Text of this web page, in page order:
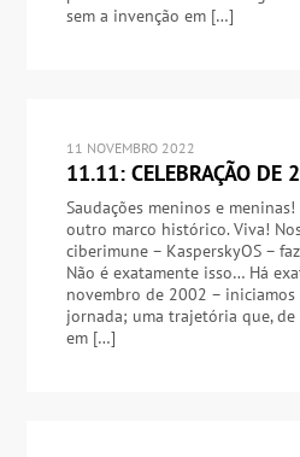
sem a invenção em […]
11 NOVEMBRO 2022
11.11: CELEBRAÇÃO DE
Saudações meninos e
outro marco histórico. Viva!
ciberimune – KasperskyOS –
Não é exatamente isso… Há
novembro de 2002 –
jornada; uma trajetória que,
em […]